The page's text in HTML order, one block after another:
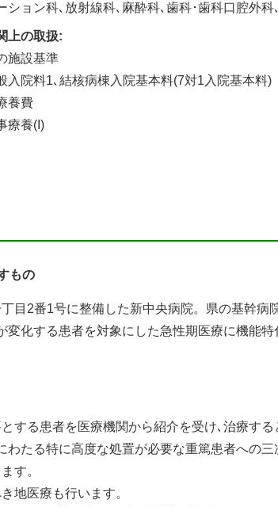
ション科､放射線科､麻酔科､歯科･歯科口腔外科
上の取扱:
施設基準
院料1､結核病棟入院基本料(7対1入院基本料)
養費
療養(I)
もの
目2番1号に整備した新中央病院。県の基幹病
変化する患者を対象にした急性期医療に機能特
する患者を医療機関から紹介を受け､治療する
わたる特に高度な処置が必要な重篤患者への三
す。
地医療も行います。